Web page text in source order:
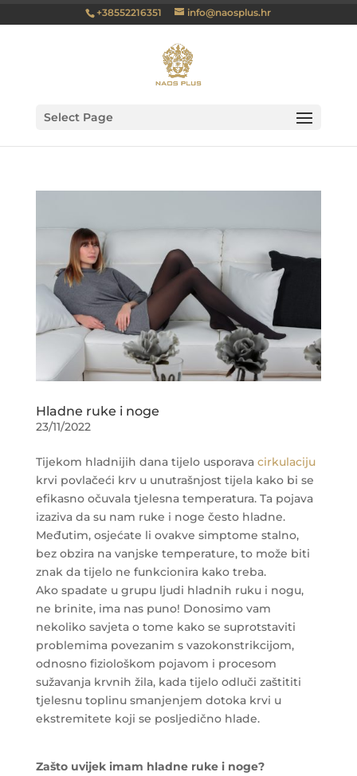
+38552216351 info@naosplus.hr
Select Page
Hladne ruke i noge
23/11/2022
Tijekom hladnijih dana tijelo usporava cirkulaciju
krvi povlačeći krv u unutrašnjost tijela kako bi se
efikasno očuvala tjelesna temperatura. Ta pojava
izaziva da su nam ruke i noge često hladne.
Međutim, osjećate li ovakve simptome stalno,
bez obzira na vanjske temperature, to može biti
znak da tijelo ne funkcionira kako treba.
Ako spadate u grupu ljudi hladnih ruku i nogu,
ne brinite, ima nas puno! Donosimo vam
nekoliko savjeta o tome kako se suprotstaviti
problemima povezanim s vazokonstrikcijom,
odnosno fiziološkom pojavom i procesom
sužavanja krvnih žila, kada tijelo odluči zaštititi
tjelesnu toplinu smanjenjem dotoka krvi u
ekstremitete koji se posljedično hlade.
Zašto uvijek imam hladne ruke i noge?